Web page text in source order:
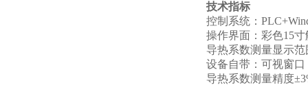
技术指标
控制系统：
操作界面：彩色15
导热系数测量显示范
设备自带：可视窗口
导热系数测量精度